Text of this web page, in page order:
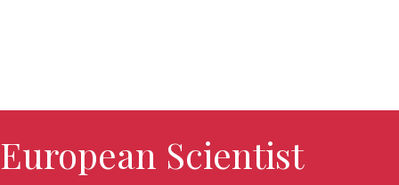
European Scientist